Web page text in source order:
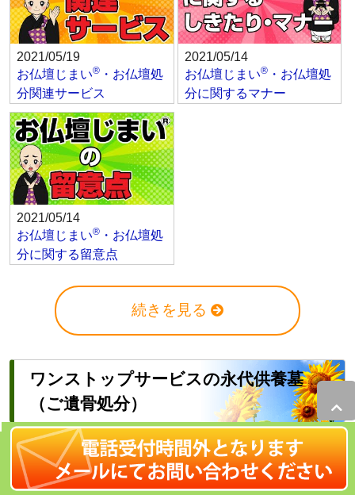
2021/05/19
お仏壇じまい® ・お仏壇処
分関連サービス
2021/05/14
お仏壇じまい®・お仏壇処
分に関するマナー
2021/05/14
お仏壇じまい® ・お仏壇処
分に関する留意点
続きを見る
ワンストップサービスの永代供養墓
（ご遺骨処分）